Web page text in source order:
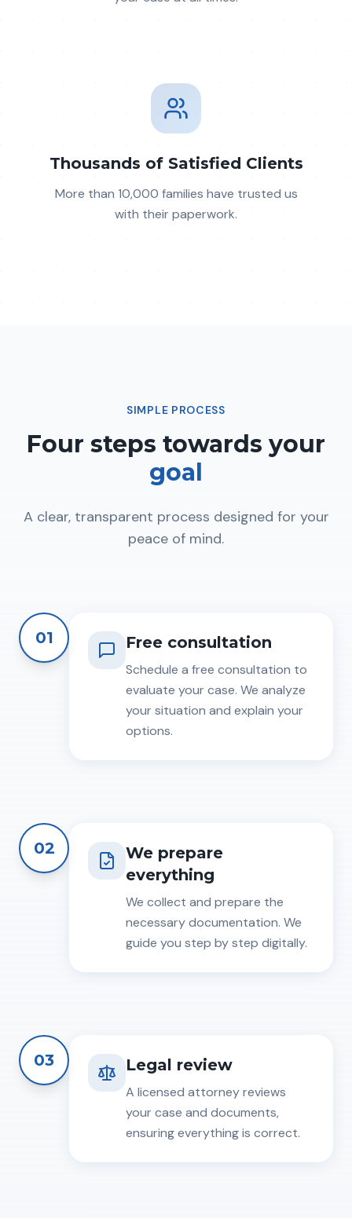
Thousands of Satisfied Clients
More than 10,000 families have trusted us
with their paperwork.
SIMPLE PROCESS
Four steps towards your
goal
A clear, transparent process designed for your
peace of mind.
01 Free consultation
Schedule a free consultation to
evaluate your case. We analyze
your situation and explain your
options.
02
We prepare
everything
We collect and prepare the
necessary documentation. We
guide you step by step digitally.
03 Legal review
A licensed attorney reviews
your case and documents,
ensuring everything is correct.